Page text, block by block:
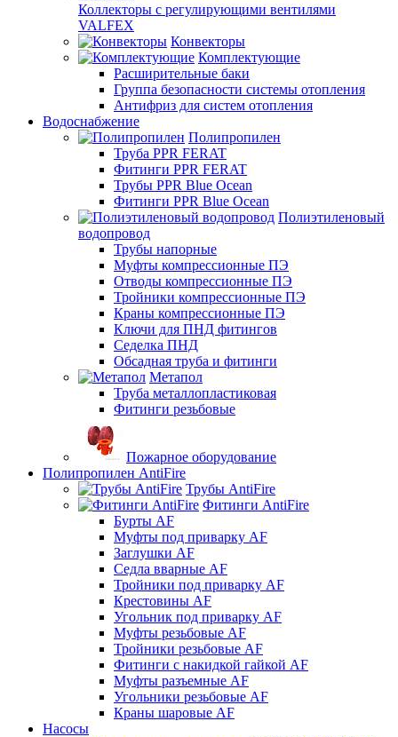
Коллекторы с регулирующими вентилями
VALFEX
Конвекторы
Комплектующие
Расширительные баки
Группа безопасности системы отопления
Антифриз для систем отопления
Водоснабжение
Полипропилен
Труба PPR FERAT
Фитинги PPR FERAT
Трубы PPR Blue Ocean
Фитинги PPR Blue Ocean
Полиэтиленовый
водопровод
Трубы напорные
Муфты компрессионные ПЭ
Отводы компрессионные ПЭ
Тройники компрессионные ПЭ
Краны компрессионные ПЭ
Ключи для ПНД фитингов
Седелка ПНД
Обсадная труба и фитинги
Метапол
Труба металлопластиковая
Фитинги резьбовые
Пожарное оборудование
Полипропилен AntiFire
Трубы AntiFire
Фитинги AntiFire
Бурты AF
Муфты под приварку AF
Заглушки AF
Седла вварные AF
Тройники под приварку AF
Крестовины AF
Угольник под приварку AF
Муфты резьбовые AF
Тройники резьбовые AF
Фитинги с накидкой гайкой AF
Муфты разъемные AF
Угольники резьбовые AF
Краны шаровые AF
Насосы